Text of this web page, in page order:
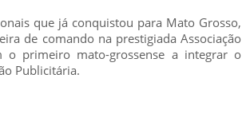
que já conquistou para Mato Grosso,
de comando na prestigiada Associação
o primeiro mato-grossense a integrar o
Publicitária.